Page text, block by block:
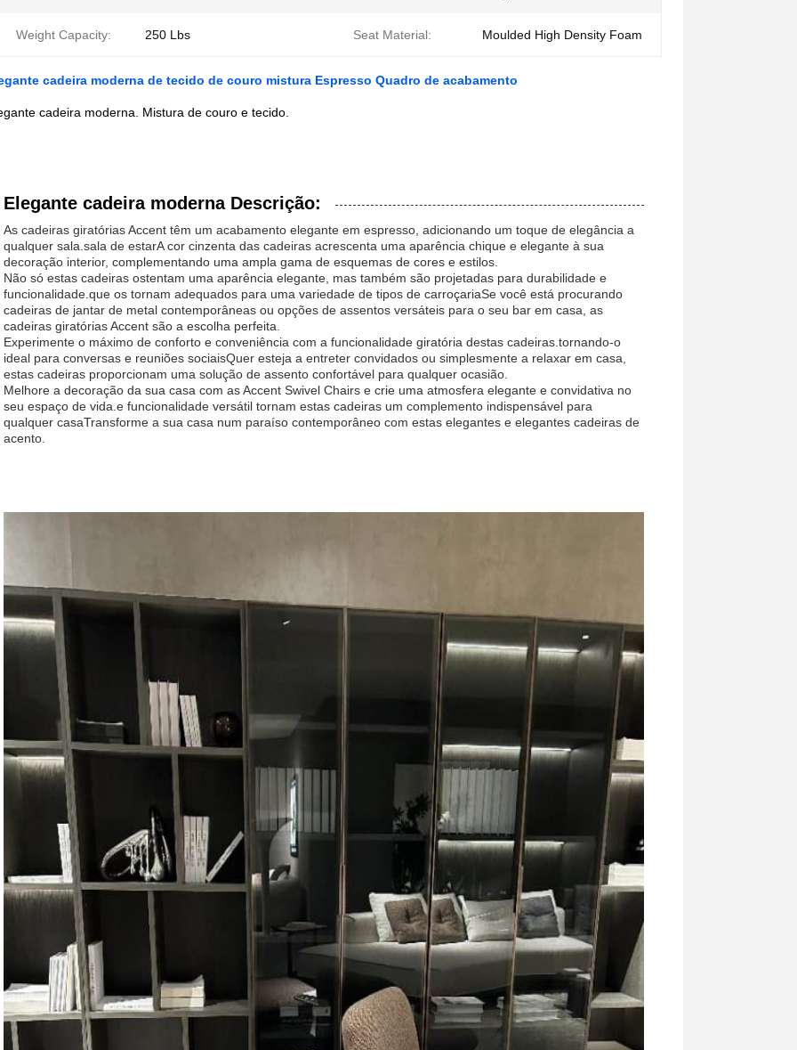
Weight Capacity: 250 Lbs Seat Material: Moulded High Density Foam
cadeira moderna de tecido de couro mistura Espresso Quadro de acabamento
cadeira moderna. Mistura de couro e tecido.
Elegante cadeira moderna Descrição:
As cadeiras giratórias Accent têm um acabamento elegante em espresso, adicionando um toque de elegância a
qualquer sala.sala de estarA cor cinzenta das cadeiras acrescenta uma aparência chique e elegante à sua
decoração interior, complementando uma ampla gama de esquemas de cores e estilos.
Não só estas cadeiras ostentam uma aparência elegante, mas também são projetadas para durabilidade e
funcionalidade.que os tornam adequados para uma variedade de tipos de carroçariaSe você está procurando
cadeiras de jantar de metal contemporâneas ou opções de assentos versáteis para o seu bar em casa, as
cadeiras giratórias Accent são a escolha perfeita.
Experimente o máximo de conforto e conveniência com a funcionalidade giratória destas cadeiras.tornando-o
ideal para conversas e reuniões sociaisQuer esteja a entreter convidados ou simplesmente a relaxar em casa,
estas cadeiras proporcionam uma solução de assento confortável para qualquer ocasião.
Melhore a decoração da sua casa com as Accent Swivel Chairs e crie uma atmosfera elegante e convidativa no
seu espaço de vida.e funcionalidade versátil tornam estas cadeiras um complemento indispensável para
qualquer casaTransforme a sua casa num paraíso contemporâneo com estas elegantes e elegantes cadeiras de
acento.